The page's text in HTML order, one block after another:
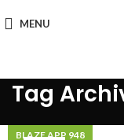
MENU
Tag
BLAZE APP 948